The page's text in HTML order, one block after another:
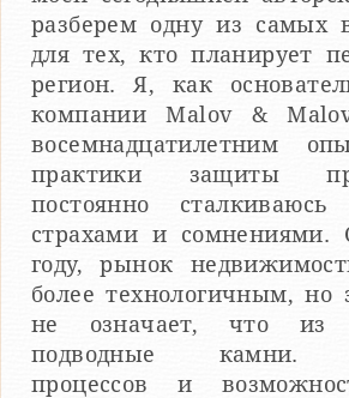
разберем одну из самых
для тех, кто планирует
регион. Я, как
компании Malov &
восемнадцатилетним
практики защиты
постоянно
страхами и сомнениями.
году, рынок
более технологичным, но
не означает, что из
подводные камни.
процессов и